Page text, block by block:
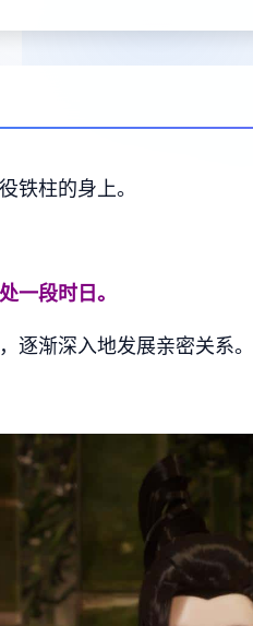
铁柱的身上。
一段时日。
逐渐深入地发展亲密关系。